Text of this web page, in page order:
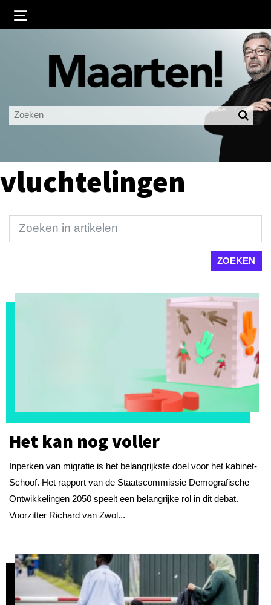
Ingelogd blijven
LOGIN
vluchtelingen
Het kan nog voller
Inperken van migratie is het belangrijkste doel voor het kabinet-
Schoof. Het rapport van de Staatscommissie Demografische
Ontwikkelingen 2050 speelt een belangrijke rol in dit debat.
Voorzitter Richard van Zwol...